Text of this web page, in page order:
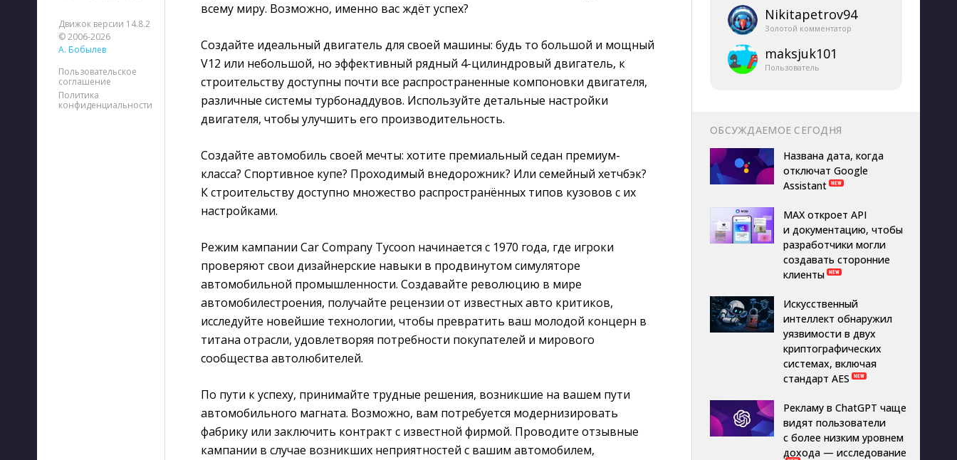
Движок версии 14.8.2
© 2006-2026
А. Бобылев
Пользовательское
соглашение
Политика
конфиденциальности
всему миру. Возможно, именно вас ждёт успех?
Создайте идеальный двигатель для своей машины: будь то большой и мощный
V12 или небольшой, но эффективный рядный 4-цилиндровый двигатель, к
строительству доступны почти все распространенные компоновки двигателя,
различные системы турбонаддувов. Используйте детальные настройки
двигателя, чтобы улучшить его производительность.
Создайте автомобиль своей мечты: хотите премиальный седан премиум-
класса? Спортивное купе? Проходимый внедорожник? Или семейный хетчбэк?
К строительству доступно множество распространённых типов кузовов с их
настройками.
Режим кампании Car Company Tycoon начинается с 1970 года, где игроки
проверяют свои дизайнерские навыки в продвинутом симуляторе
автомобильной промышленности. Создавайте революцию в мире
автомобилестроения, получайте рецензии от известных авто критиков,
исследуйте новейшие технологии, чтобы превратить ваш молодой концерн в
титана отрасли, удовлетворяя потребности покупателей и мирового
сообщества автолюбителей.
По пути к успеху, принимайте трудные решения, возникшие на вашем пути
автомобильного магната. Возможно, вам потребуется модернизировать
фабрику или заключить контракт с известной фирмой. Проводите отзывные
кампании в случае возникших неприятностей с вашим автомобилем,
Nikitapetrov94
Золотой комментатор
maksjuk101
Пользователь
ОБСУЖДАЕМОЕ СЕГОДНЯ
Названа дата, когда
отключат Google
Assistant
MAX откроет API
и документацию, чтобы
разработчики могли
создавать сторонние
клиенты
Искусственный
интеллект обнаружил
уязвимости в двух
криптографических
системах, включая
стандарт AES
Рекламу в ChatGPT чаще
видят пользователи
с более низким уровнем
дохода — исследование